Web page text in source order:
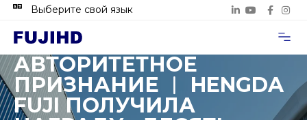
Выберите свой язык
АВТОРИТЕТНОЕ
ПРИЗНАНИЕ ︱ HENGDA
FUJI ПОЛУЧИЛА